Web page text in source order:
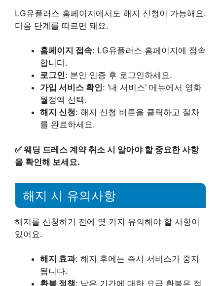
LG유플러스 홈페이지에서도 해지 신청이 가능해요.
다음 단계를 따르면 돼요.
홈페이지 접속: LG유플러스 홈페이지에 접속
합니다.
로그인: 본인 인증 후 로그인하세요.
가입 서비스 확인: ‘내 서비스’ 메뉴에서 영화
월정액 선택.
해지 신청: 해지 신청 버튼을 클릭하고 절차
를 완료하세요.
✅웨딩 드레스 계약 취소 시 알아야 할 중요한 사항
을 확인해 보세요.
해지 시 유의사항
해지를 신청하기 전에 몇 가지 유의해야 할 사항이
있어요.
해지 효과: 해지 후에는 즉시 서비스가 중지
됩니다.
환불 정책: 남은 기간에 대한 요금 환불은 적